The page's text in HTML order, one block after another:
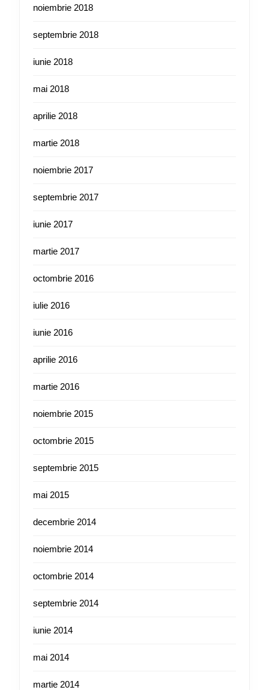
noiembrie 2018
septembrie 2018
iunie 2018
mai 2018
aprilie 2018
martie 2018
noiembrie 2017
septembrie 2017
iunie 2017
martie 2017
octombrie 2016
iulie 2016
iunie 2016
aprilie 2016
martie 2016
noiembrie 2015
octombrie 2015
septembrie 2015
mai 2015
decembrie 2014
noiembrie 2014
octombrie 2014
septembrie 2014
iunie 2014
mai 2014
martie 2014